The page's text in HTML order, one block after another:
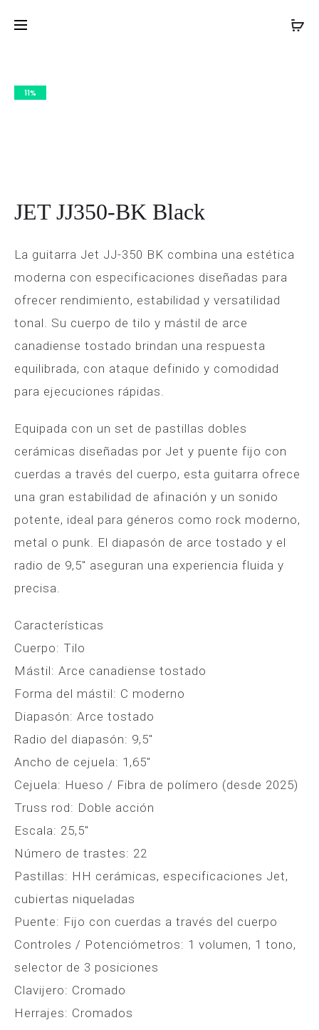
SIRE
YAMAHA
Inicio
11%
JET JJ350-BK Black
La guitarra Jet JJ-350 BK combina una estética
moderna con especificaciones diseñadas para
ofrecer rendimiento, estabilidad y versatilidad
tonal. Su cuerpo de tilo y mástil de arce
canadiense tostado brindan una respuesta
equilibrada, con ataque definido y comodidad
para ejecuciones rápidas.
Equipada con un set de pastillas dobles
cerámicas diseñadas por Jet y puente fijo con
cuerdas a través del cuerpo, esta guitarra ofrece
una gran estabilidad de afinación y un sonido
potente, ideal para géneros como rock moderno,
metal o punk. El diapasón de arce tostado y el
radio de 9,5″ aseguran una experiencia fluida y
precisa.
Características
Cuerpo: Tilo
Mástil: Arce canadiense tostado
Forma del mástil: C moderno
Diapasón: Arce tostado
Radio del diapasón: 9,5″
Ancho de cejuela: 1,65″
Cejuela: Hueso / Fibra de polímero (desde 2025)
Truss rod: Doble acción
Escala: 25,5″
Número de trastes: 22
Pastillas: HH cerámicas, especificaciones Jet,
cubiertas niqueladas
Puente: Fijo con cuerdas a través del cuerpo
Controles / Potenciómetros: 1 volumen, 1 tono,
selector de 3 posiciones
Clavijero: Cromado
Herrajes: Cromados